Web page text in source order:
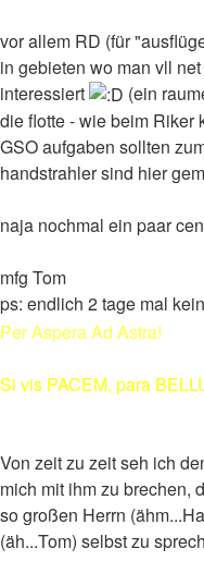
vor allem RD (für
in gebieten wo man vll
interessiert
(ein
die flotte - wie beim Riker
GSO aufgaben sollten
handstrahler sind hier
naja nochmal ein paar
mfg Tom
ps: endlich 2 tage mal
Per Aspera Ad Astra!
Si vis PACEM, para
Von zeit zu zeit seh ich
mich mit ihm zu brechen,
so großen Herrn
(äh...Tom) selbst zu